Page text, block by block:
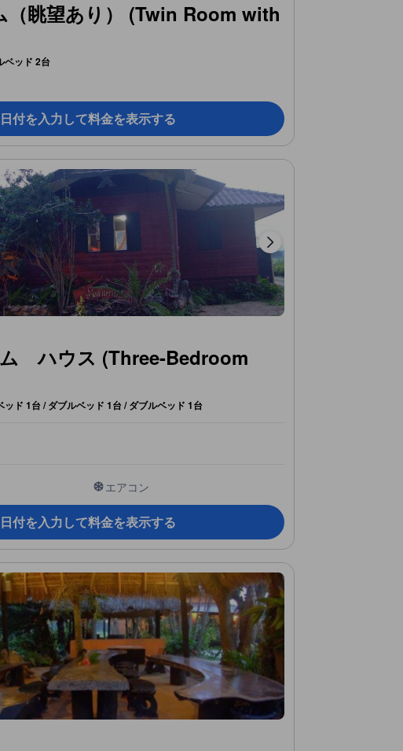
（眺望あり） (Twin Room with
ベッド 2台
日付を入力して料金を表示する
ハウス (Three-Bedroom
ッド 1台 / ダブルベッド 1台 / ダブルベッド 1台
エアコン
日付を入力して料金を表示する